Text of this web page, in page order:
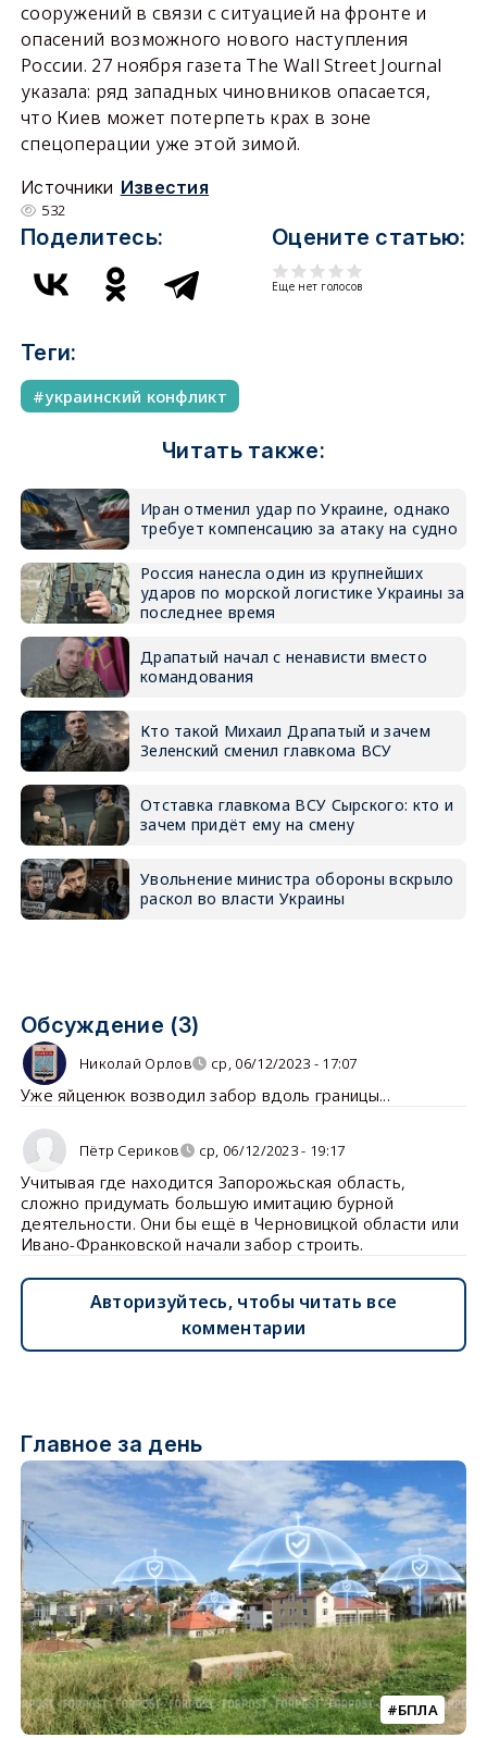
сооружений в связи с ситуацией на фронте и
опасений возможного нового наступления
России. 27 ноября газета The Wall Street Journal
указала: ряд западных чиновников опасается,
что Киев может потерпеть крах в зоне
спецоперации уже этой зимой.
Источники Известия
532
Поделитесь: Оцените статью:
Еще нет голосов
Теги:
украинский конфликт
Читать также:
Иран отменил удар по Украине, однако
требует компенсацию за атаку на судно
Россия нанесла один из крупнейших
ударов по морской логистике Украины за
последнее время
Драпатый начал с ненависти вместо
командования
Кто такой Михаил Драпатый и зачем
Зеленский сменил главкома ВСУ
Отставка главкома ВСУ Сырского: кто и
зачем придёт ему на смену
Увольнение министра обороны вскрыло
раскол во власти Украины
Обсуждение (3)
Николай Орлов ср, 06/12/2023 - 17:07
Уже яйценюк возводил забор вдоль границы...
Пётр Сериков ср, 06/12/2023 - 19:17
Учитывая где находится Запорожьская область,
сложно придумать большую имитацию бурной
деятельности. Они бы ещё в Черновицкой области или
Ивано-Франковской начали забор строить.
Авторизуйтесь, чтобы читать все
комментарии
Главное за день
БПЛА